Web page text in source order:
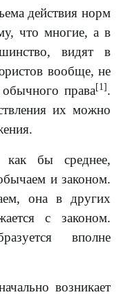
действия норм
что многие, а в
видят в
вообще, не
права[1] .
их можно
как бы среднее,
и законом.
она в других
с законом.
вполне
возникает